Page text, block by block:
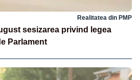
Realitatea din PMP
sesizarea privind legea
Parlament